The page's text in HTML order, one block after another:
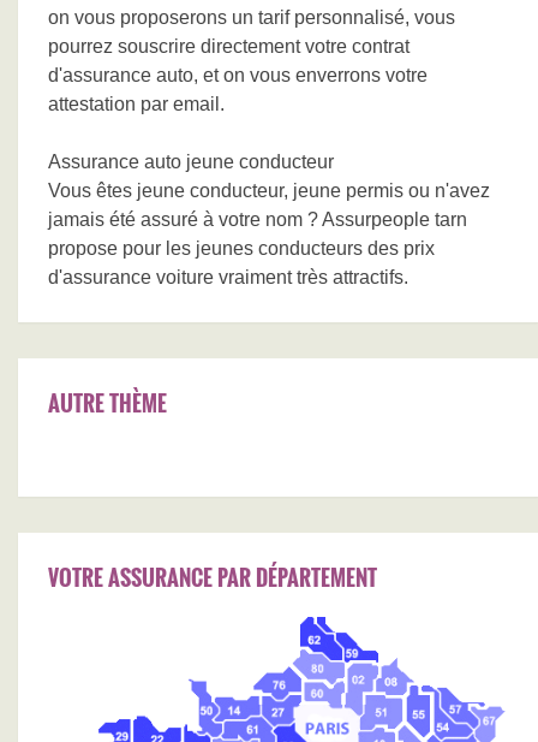
on vous proposerons un tarif personnalisé, vous
pourrez souscrire directement votre contrat
d'assurance auto, et on vous enverrons votre
attestation par email.
Assurance auto jeune conducteur
Vous êtes jeune conducteur, jeune permis ou n'avez
jamais été assuré à votre nom ? Assurpeople tarn
propose pour les jeunes conducteurs des prix
d'assurance voiture vraiment très attractifs.
AUTRE THÈME
VOTRE ASSURANCE PAR DÉPARTEMENT